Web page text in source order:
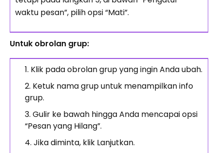
waktu pesan”, pilih opsi “Mati”.
Untuk obrolan grup:
Klik pada obrolan grup yang ingin Anda ubah.
Ketuk nama grup untuk menampilkan info
grup.
Gulir ke bawah hingga Anda mencapai opsi
“Pesan yang Hilang”.
Jika diminta, klik Lanjutkan.